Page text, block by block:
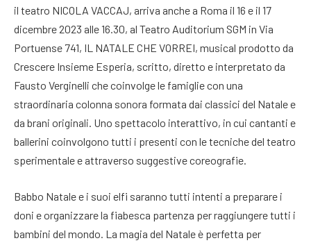
il teatro NICOLA VACCAJ, arriva anche a Roma il 16 e il 17
dicembre 2023 alle 16.30, al Teatro Auditorium SGM in Via
Portuense 741, IL NATALE CHE VORREI, musical prodotto da
Crescere Insieme Esperia, scritto, diretto e interpretato da
Fausto Verginelli che coinvolge le famiglie con una
straordinaria colonna sonora formata dai classici del Natale e
da brani originali. Uno spettacolo interattivo, in cui cantanti e
ballerini coinvolgono tutti i presenti con le tecniche del teatro
sperimentale e attraverso suggestive coreografie.
Babbo Natale e i suoi elfi saranno tutti intenti a preparare i
doni e organizzare la fiabesca partenza per raggiungere tutti i
bambini del mondo. La magia del Natale è perfetta per